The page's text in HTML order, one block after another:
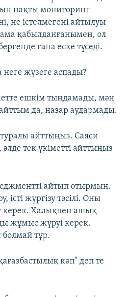
нақты мониторинг
не істелмегені айтылуы
қабылданғанымен, ол
ғана еске түседі.
неге жүзеге аспады?
ешкім тыңдамады, мән
да, назар аудармады.
айттыңыз. Саяси
тек үкіметті айттыңыз
айтып отырмын.
жүргізу тәсілі. Оны
керек. Халықпен ашық
жұмыс жүруі керек.
болмай тұр.
көп" деп те